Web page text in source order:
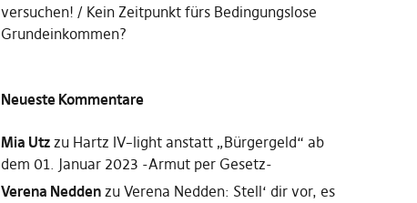
versuchen!
Kein Zeitpunkt fürs Bedingungslose
Grundeinkommen?
Neueste Kommentare
Mia Utzzu Hartz IV–light anstatt „Bürgergeld“ ab
dem 01. Januar 2023 -Armut per Gesetz-
Verena Neddenzu Verena Nedden: Stell‘ dir vor, es